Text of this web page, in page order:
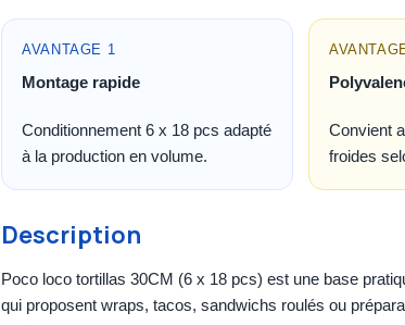
AVANTAGE 1
Montage rapide
Conditionnement 6 x 18 pcs adapté
à la production en volume.
Convient
froides
Description
Poco loco tortillas 30CM (6 x 18 pcs) est une base
qui proposent wraps, tacos, sandwichs roulés ou